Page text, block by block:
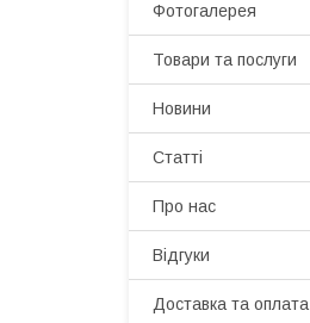
Фотогалерея
Товари та послуги
Новини
Статті
Про нас
Відгуки
Доставка та оплата